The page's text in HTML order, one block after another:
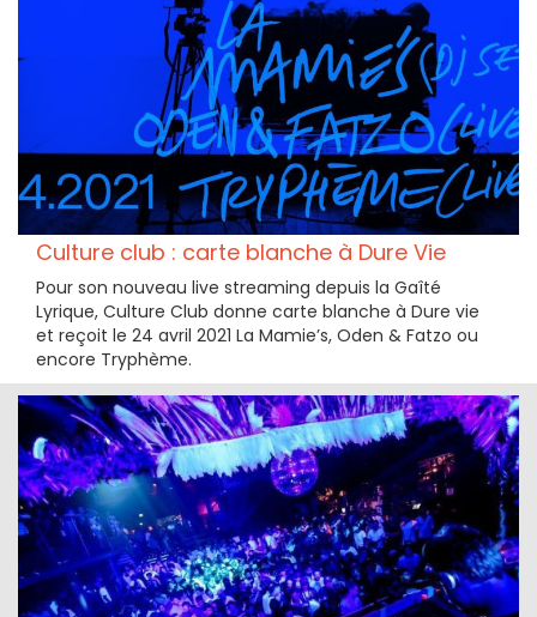
Culture club : carte blanche à Dure Vie
Pour son nouveau live streaming depuis la Gaîté
Lyrique, Culture Club donne carte blanche à Dure vie
et reçoit le 24 avril 2021 La Mamie’s, Oden & Fatzo ou
encore Tryphème.